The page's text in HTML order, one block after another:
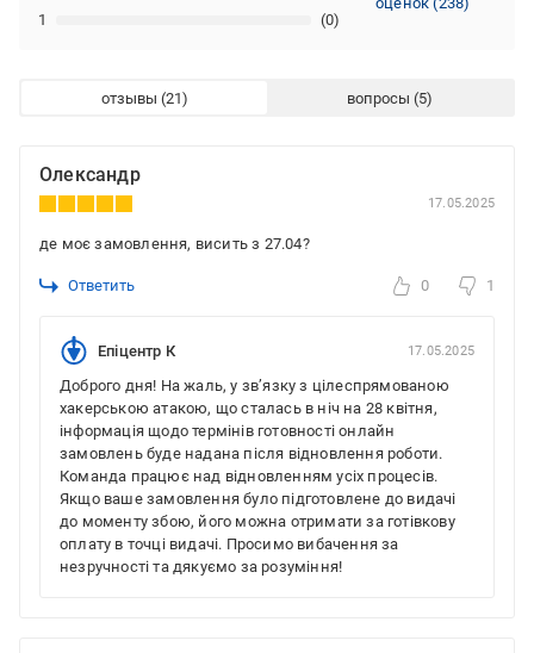
1 (0)
отзывы вопросы
Олександр
17.05.2025
де моє замовлення, висить з 27.04?
Ответить 0 1
Епіцентр К 17.05.2025
Доброго дня! На жаль, у зв’язку з цілеспрямованою
хакерською атакою, що сталась в ніч на 28 квітня,
інформація щодо термінів готовності онлайн
замовлень буде надана після відновлення роботи.
Команда працює над відновленням усіх процесів.
Якщо ваше замовлення було підготовлене до видачі
до моменту збою, його можна отримати за готівкову
оплату в точці видачі. Просимо вибачення за
незручності та дякуємо за розуміння!